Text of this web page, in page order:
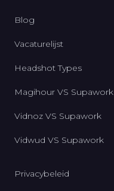
Blog
Vacaturelijst
Headshot Types
Magihour VS Supawork
Vidnoz VS Supawork
Vidwud VS Supawork
Privacybeleid